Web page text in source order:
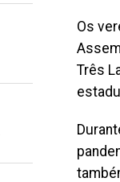
Os
Três